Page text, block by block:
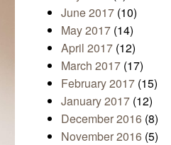
June 2017 (10)
May 2017 (14)
April 2017 (12)
March 2017 (17)
February 2017 (15)
January 2017 (12)
December 2016 (8)
November 2016 (5)